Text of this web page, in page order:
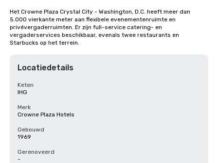
Het Crowne Plaza Crystal City - Washington, D.C. heeft meer dan
5.000 vierkante meter aan flexibele evenementenruimte en
privévergaderruimten. Er zijn full-service catering- en
vergaderservices beschikbaar, evenals twee restaurants en
Starbucks op het terrein.
Locatiedetails
Keten
IHG
Merk
Crowne Plaza Hotels
Gebouwd
1969
Gerenoveerd
-